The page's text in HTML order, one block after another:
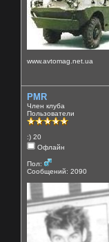
www.avtomag.net.ua
PMR
Член клуба
Пользователи
:) 20
Офлайн
Пол:
Сообщений: 2090